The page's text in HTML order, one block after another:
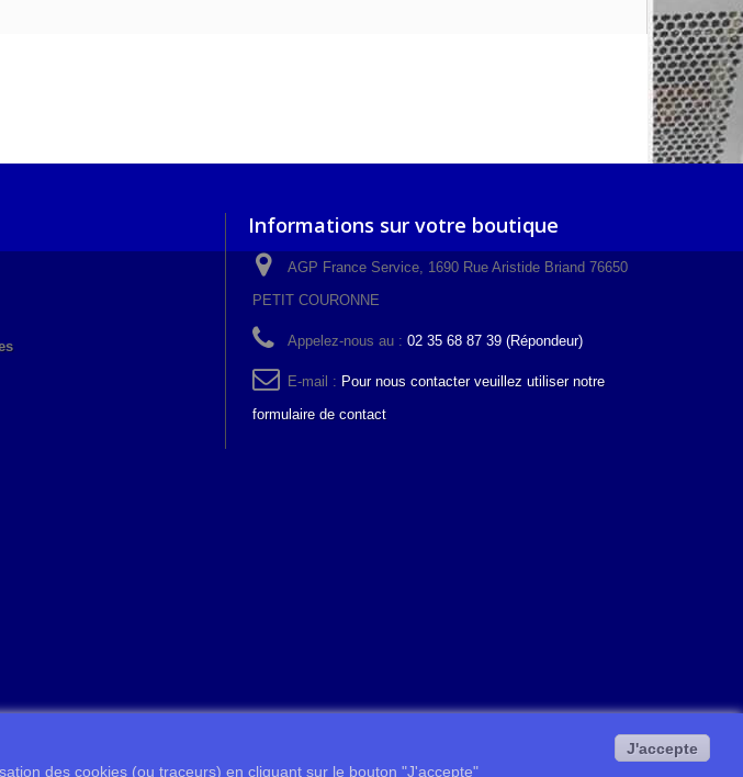
Informations sur votre boutique
AGP France Service, 1690 Rue Aristide Briand 76650
PETIT COURONNE
Appelez-nous au : 02 35 68 87 39 (Répondeur)
E-mail : Pour nous contacter veuillez utiliser notre
formulaire de contact
des cookies (ou traceurs) en cliquant sur le bouton "J'accepte"
J'accepte